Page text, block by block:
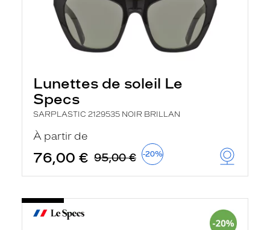
Lunettes de soleil Le
Specs
SARPLASTIC 2129535 NOIR BRILLAN
À partir de
76,00 € 95,00 € -20%